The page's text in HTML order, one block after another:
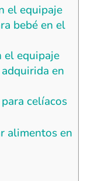
el equipaje
bebé en el
el equipaje
en
celíacos
alimentos en